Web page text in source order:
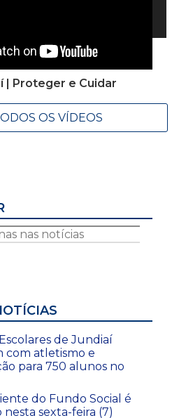
| Proteger e Cuidar
OS VÍDEOS
de Jundiaí
com atletismo e
para 750 alunos no
do Fundo Social é
sexta-feira (7)